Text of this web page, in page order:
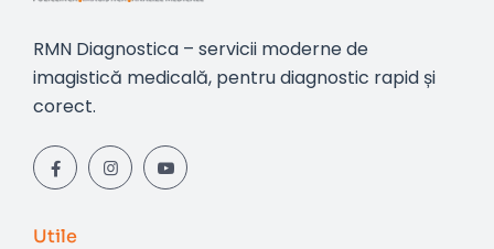
RMN Diagnostica – servicii moderne de
imagistică medicală, pentru diagnostic rapid și
corect.
Utile